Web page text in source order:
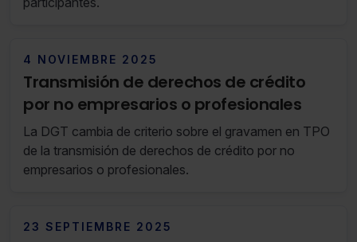
4 NOVIEMBRE 2025
Transmisión de derechos de crédito
por no empresarios o profesionales
La DGT cambia de criterio sobre el gravamen en TPO
de la transmisión de derechos de crédito por no
empresarios o profesionales.
23 SEPTIEMBRE 2025